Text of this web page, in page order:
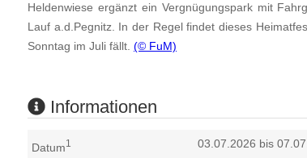
Heldenwiese ergänzt ein Vergnügungspark mit
Lauf a.d.Pegnitz. In der Regel findet dieses
Sonntag im Juli fällt. (© FuM)
Informationen
Datum1 03.07.2026 bis